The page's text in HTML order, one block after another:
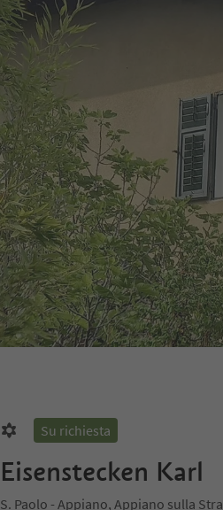
Su richiesta
Eisenstecken Karl
S. Paolo - Appiano, Appiano sulla